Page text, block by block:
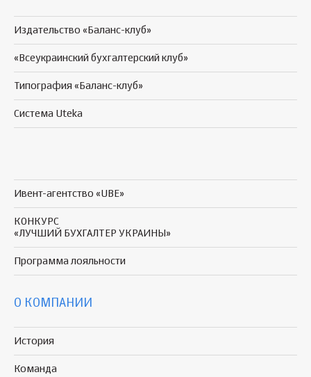
Издательство «Баланс-клуб»
«Всеукраинский бухгалтерский клуб»
Типография «Баланс-клуб»
Система Uteka
Ивент-агентство «UBE»
КОНКУРС
«ЛУЧШИЙ БУХГАЛТЕР УКРАИНЫ»
Программа лояльности
О КОМПАНИИ
История
Команда